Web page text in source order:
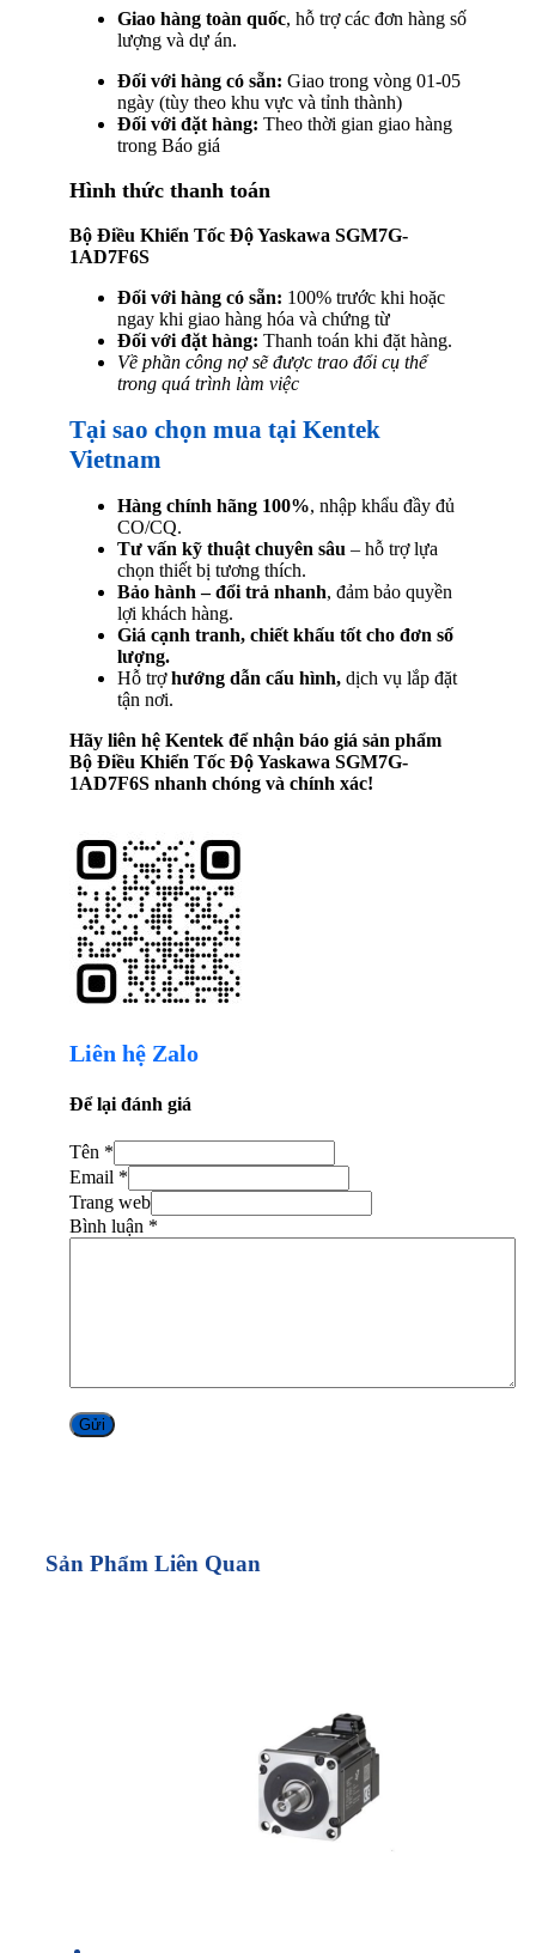
Giao hàng toàn quốc, hỗ trợ các đơn hàng số
lượng và dự án.
Đối với hàng có sẵn: Giao trong vòng 01-05
ngày (tùy theo khu vực và tỉnh thành)
Đối với đặt hàng: Theo thời gian giao hàng
trong Báo giá
Hình thức thanh toán
Bộ Điều Khiển Tốc Độ Yaskawa SGM7G-
1AD7F6S
Đối với hàng có sẵn: 100% trước khi hoặc
ngay khi giao hàng hóa và chứng từ
Đối với đặt hàng: Thanh toán khi đặt hàng.
Về phần công nợ sẽ được trao đổi cụ thể
trong quá trình làm việc
Tại sao chọn mua tại Kentek
Vietnam
Hàng chính hãng 100%, nhập khẩu đầy đủ
CO/CQ.
Tư vấn kỹ thuật chuyên sâu – hỗ trợ lựa
chọn thiết bị tương thích.
Bảo hành – đổi trả nhanh, đảm bảo quyền
lợi khách hàng.
Giá cạnh tranh, chiết khấu tốt cho đơn số
lượng.
Hỗ trợhướng dẫn cấu hình, dịch vụ lắp đặt
tận nơi.
Hãy liên hệ Kentek để nhận báo giá sản phẩm
Bộ Điều Khiển Tốc Độ Yaskawa SGM7G-
1AD7F6S nhanh chóng và chính xác!
Liên hệ Zalo
Để lại đánh giá
Tên *
Email *
Trang web
Bình luận *
Sản Phẩm Liên Quan